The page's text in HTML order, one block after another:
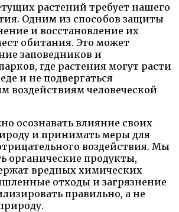
растений требует нашего
Одним из способов защиты
и восстановление их
обитания. Это может
заповедников и
где растения могут расти
и не подвергаться
воздействиям человеческой
осознавать влияние своих
и принимать меры для
воздействия. Мы
органические продукты,
вредных химических
отходы и загрязнение
правильно, а не